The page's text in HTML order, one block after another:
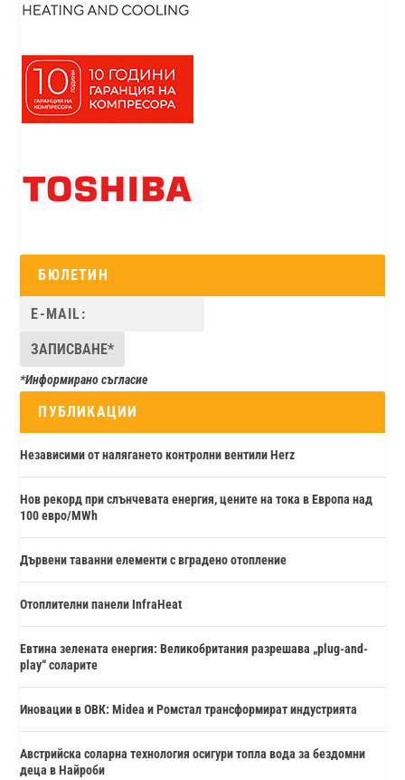
БЮЛЕТИН
*Информирано съгласие
ПУБЛИКАЦИИ
Независими от налягането контролни вентили Herz
Нов рекорд при слънчевата енергия, цените на тока в Европа над
100 евро/MWh
Дървени таванни елементи с вградено отопление
Отоплителни панели InfraHeat
Евтина зелената енергия: Великобритания разрешава „plug-and-
play“ соларите
Иновации в ОВК: Midea и Ромстал трансформират индустрията
Австрийска соларна технология осигури топла вода за бездомни
деца в Найроби